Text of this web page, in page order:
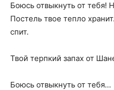
Боюсь отвыкнуть от тебя!
Постель твое тепло
спит.
Твой терпкий запах от
Боюсь отвыкнуть от тебя…